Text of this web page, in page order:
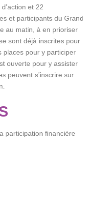
et 22
et participants du Grand
au matin, à en prioriser
sont déjà inscrites pour
places pour y participer
ouverte pour y assister
peuvent s’inscrire sur
participation financière